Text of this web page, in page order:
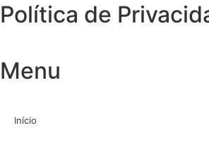
Política de
Menu
Início